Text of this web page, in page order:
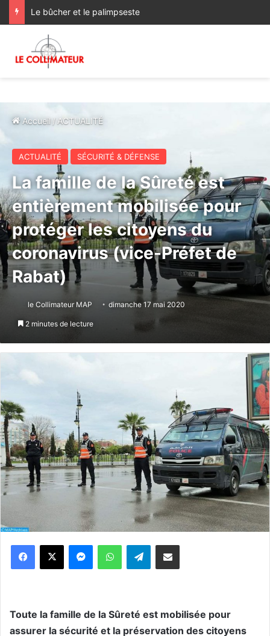
Le bûcher et le palimpseste
Accueil/ACTUALITÉ
ACTUALITÉ SÉCURITÉ & DÉFENSE
La famille de la Sûreté est
entièrement mobilisée pour
protéger les citoyens du
coronavirus (vice-Préfet de
Rabat)
le Collimateur MAP dimanche 17 mai 2020
2 minutes de lecture
WhatsApp Telegram
Toute la famille de la Sûreté est mobilisée pour
assurer la sécurité et la préservation des citoyens